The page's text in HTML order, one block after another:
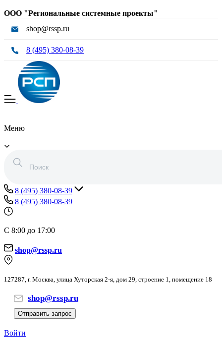
ООО "Региональные системные проекты"
shop@rssp.ru
8 (495) 380-08-39
Меню
8 (495) 380-08-39
8 (495) 380-08-39
С 8:00 до 17:00
shop@rssp.ru
127287, г. Москва, улица Хуторская 2-я, дом 29, строение 1, помещение 18
shop@rssp.ru
Отправить запрос
Войти